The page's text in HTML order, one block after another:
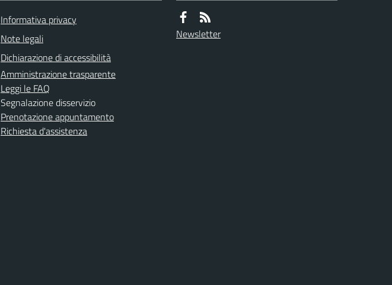
Informativa privacy
Note legali
Dichiarazione di accessibilità
Amministrazione trasparente
Leggi le FAQ
Segnalazione disservizio
Prenotazione appuntamento
Richiesta d'assistenza
Newsletter